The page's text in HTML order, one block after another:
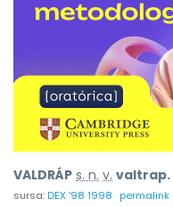
VALDRÁP s. n. v. valtrap.
sursa:DEX '98 1998 permalink